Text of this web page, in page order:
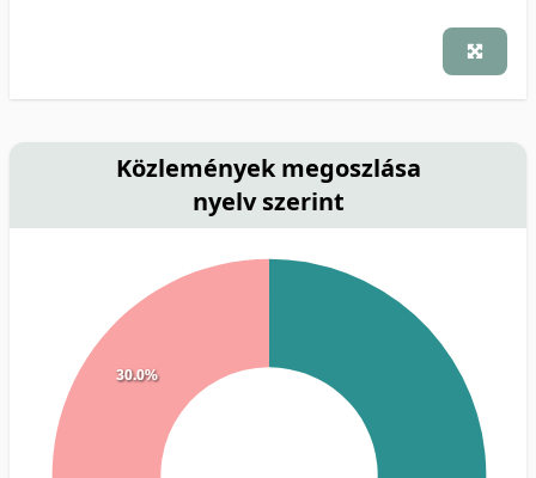
Közlemények megoszlása
nyelv szerint
30.0%